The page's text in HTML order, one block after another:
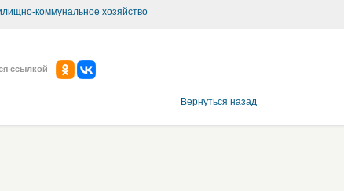
коммунальное хозяйство
ссылкой
Вернуться назад